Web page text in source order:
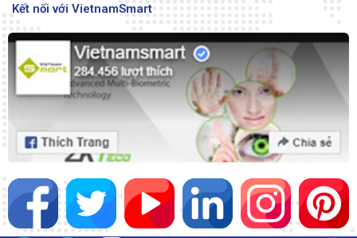
Kết nối với VietnamSmart